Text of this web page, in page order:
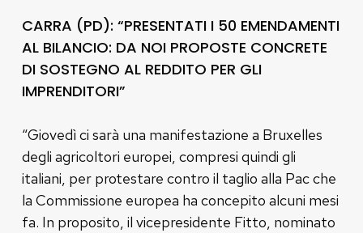
CARRA (PD): “PRESENTATI I 50 EMENDAMENTI
AL BILANCIO: DA NOI PROPOSTE CONCRETE
DI SOSTEGNO AL REDDITO PER GLI
IMPRENDITORI”
“Giovedì ci sarà una manifestazione a Bruxelles
degli agricoltori europei, compresi quindi gli
italiani, per protestare contro il taglio alla Pac che
la Commissione europea ha concepito alcuni mesi
fa. In proposito, il vicepresidente Fitto, nominato